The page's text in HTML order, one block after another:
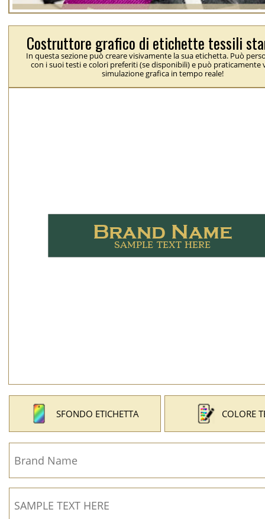
Costruttore grafico di etichette tessili
In questa sezione può creare visivamente la sua etichetta. Può
con i suoi testi e colori preferiti (se disponibili) e può praticamente
simulazione grafica in tempo reale!
SFONDO ETICHETTA COLORE